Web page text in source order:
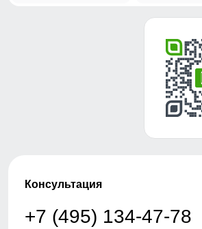
Консультация
+7 (495) 134-47-78